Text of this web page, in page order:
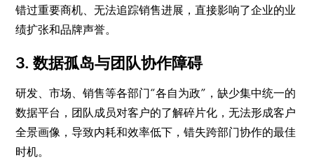
错过重要商机、无法追踪销售进展，直接影响了企业的业
绩扩张和品牌声誉。
3. 数据孤岛与团队协作障碍
研发、市场、销售等各部门“各自为政”，缺少集中统一的
数据平台，团队成员对客户的了解碎片化，无法形成客户
全景画像，导致内耗和效率低下，错失跨部门协作的最佳
时机。